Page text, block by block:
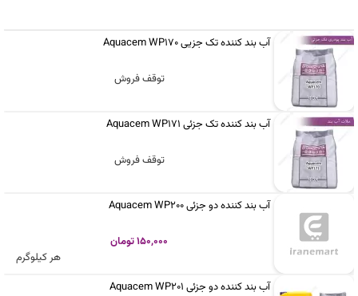
آب‌ بند کننده تک جزیی Aquacem WP170
توقف فروش
آب بند کننده تک جزئی Aquacem WP171
توقف فروش
آب بند کننده دو جزئی Aquacem WP200
150,000 تومان
هر کیلوگرم
آب بند کننده دو جزئی Aquacem WP201